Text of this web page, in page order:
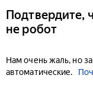
Подтвердите,
не робот
Нам очень жаль, но
автоматические.